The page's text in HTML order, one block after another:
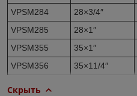
VPSM284
28×3/4″
VPSM285
28×1″
VPSM355
35×1″
VPSM356
35×11/4″
Скрыть